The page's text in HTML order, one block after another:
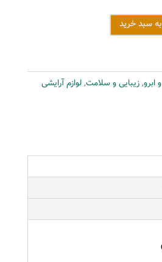
سبد خرید
ابرو,زیبایی و سلامت,لوازم آرایشی